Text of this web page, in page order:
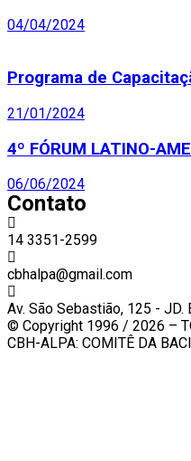
04/04/2024
Programa de
21/01/2024
4º FÓRUM LATINO-
06/06/2024
Contato
14 3351-2599
cbhalpa@gmail.com
Av. São Sebastião, 125 - JD.
© Copyright 1996 / 2026 –
CBH-ALPA: COMITÊ DA